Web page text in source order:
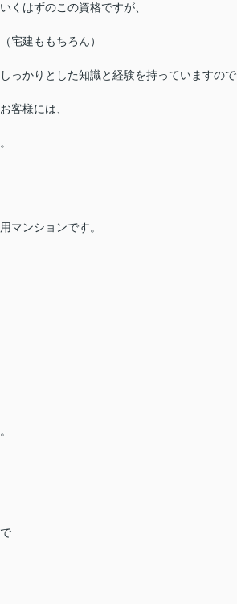
くはずのこの資格ですが、
宅建ももちろん）
っかりとした知識と経験を持っていますので
客様には、
マンションです。